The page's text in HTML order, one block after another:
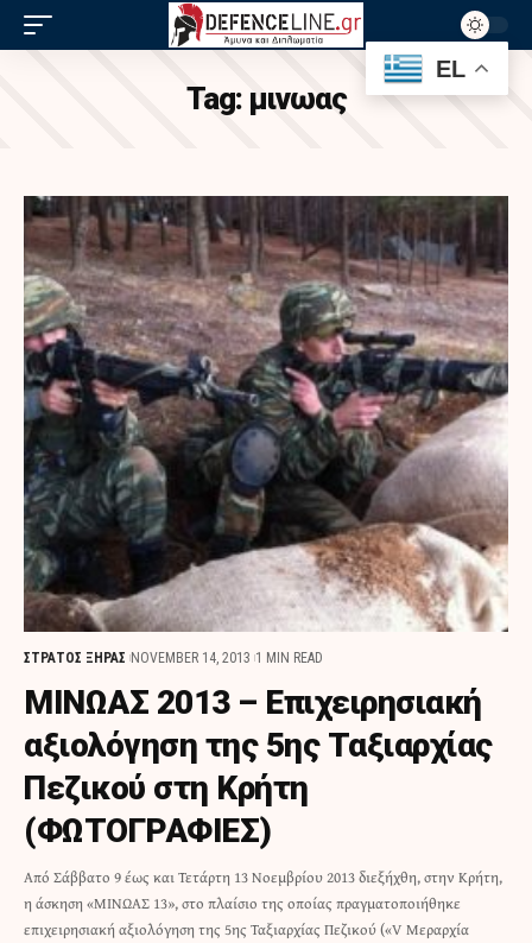
Tag: μινωας
ΣΤΡΑΤΟΣ ΞΗΡΑΣ NOVEMBER 14, 2013 1 MIN READ
ΜΙΝΩΑΣ 2013 – Επιχειρησιακή
αξιολόγηση της 5ης Ταξιαρχίας
Πεζικού στη Κρήτη
(ΦΩΤΟΓΡΑΦΙΕΣ)
Από Σάββατο 9 έως και Τετάρτη 13 Νοεμβρίου 2013 διεξήχθη, στην Κρήτη,
η άσκηση «ΜΙΝΩΑΣ 13», στο πλαίσιο της οποίας πραγματοποιήθηκε
επιχειρησιακή αξιολόγηση της 5ης Ταξιαρχίας Πεζικού («V Μεραρχία
EL